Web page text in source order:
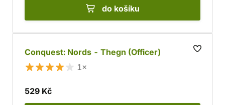
do košíku
Conquest: Nords - Thegn (Officer)
1×
529 Kč